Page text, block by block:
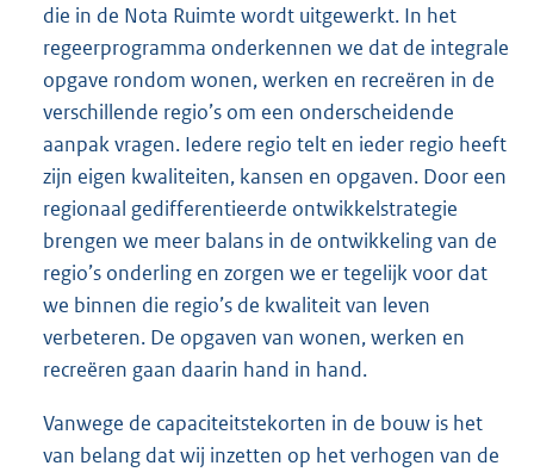
die in de Nota Ruimte wordt uitgewerkt. In het
regeerprogramma onderkennen we dat de integrale
opgave rondom wonen, werken en recreëren in de
verschillende regio’s om een onderscheidende
aanpak vragen. Iedere regio telt en ieder regio heeft
zijn eigen kwaliteiten, kansen en opgaven. Door een
regionaal gedifferentieerde ontwikkelstrategie
brengen we meer balans in de ontwikkeling van de
regio’s onderling en zorgen we er tegelijk voor dat
we binnen die regio’s de kwaliteit van leven
verbeteren. De opgaven van wonen, werken en
recreëren gaan daarin hand in hand.
Vanwege de capaciteitstekorten in de bouw is het
van belang dat wij inzetten op het verhogen van de